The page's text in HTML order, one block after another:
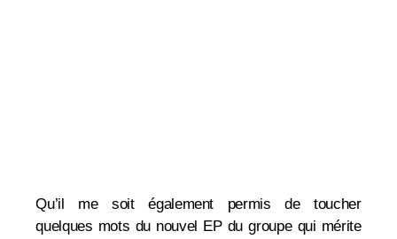
Qu’il me soit également permis de toucher
quelques mots du nouvel EP du groupe qui mérite